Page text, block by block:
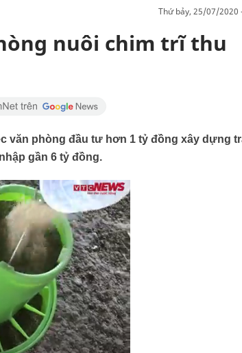
thứ bảy, 25/07/2020
nuôi chim trĩ thu
văn phòng đầu tư hơn 1 tỷ đồng xây dựng
gần 6 tỷ đồng.